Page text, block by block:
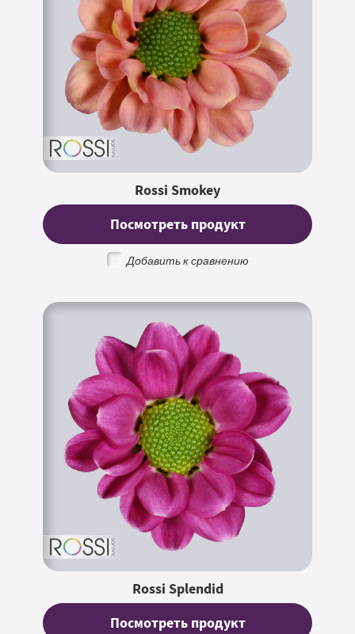
Rossi Smokey
Посмотреть продукт
Добавить к сравнению
Rossi Splendid
Посмотреть продукт